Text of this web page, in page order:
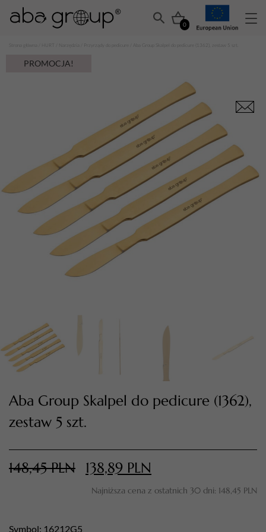
0
PRZEJDŹ DO KOSZYKA
Narzędzia Przyrządy do pedicure
PROMOCJA!
Aba Group Skalpel do pedicure (1362),
zestaw 5 szt.
148,45PLN 138,89 PLN
Najniższa cena z ostatnich 30 dni: 148,45 PLN
Symbol: 16212G5